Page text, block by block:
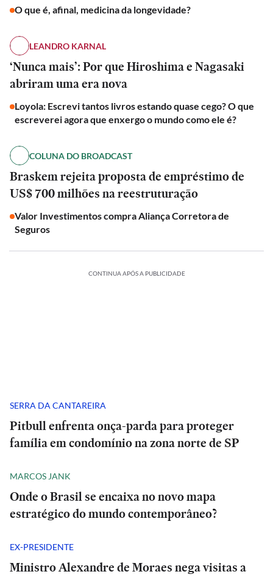
O que é, afinal, medicina da longevidade?
LEANDRO KARNAL
‘Nunca mais’: Por que Hiroshima e Nagasaki
abriram uma era nova
Loyola: Escrevi tantos livros estando quase cego? O que
escreverei agora que enxergo o mundo como ele é?
COLUNA DO BROADCAST
Braskem rejeita proposta de empréstimo de
US$ 700 milhões na reestruturação
Valor Investimentos compra Aliança Corretora de
Seguros
CONTINUA APÓS A PUBLICIDADE
SERRA DA CANTAREIRA
Pitbull enfrenta onça-parda para proteger
família em condomínio na zona norte de SP
MARCOS JANK
Onde o Brasil se encaixa no novo mapa
estratégico do mundo contemporâneo?
EX-PRESIDENTE
Ministro Alexandre de Moraes nega visitas a